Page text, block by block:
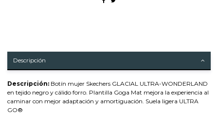
Descripción
Descripción: Botín mujer Skechers GLACIAL ULTRA-WONDERLAND
en tejido negro y cálido forro. Plantilla Goga Mat mejora la experiencia al
caminar con mejor adaptación y amortiguación. Suela ligera ULTRA
GO®